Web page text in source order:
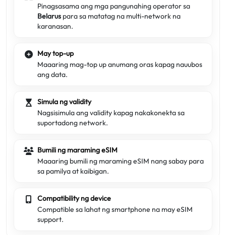
Pinagsasama ang mga pangunahing operator sa
Belarus para sa matatag na multi-network na
karanasan.
May top-up
Maaaring mag-top up anumang oras kapag nauubos
ang data.
Simula ng validity
Nagsisimula ang validity kapag nakakonekta sa
suportadong network.
Bumili ng maraming eSIM
Maaaring bumili ng maraming eSIM nang sabay para
sa pamilya at kaibigan.
Compatibility ng device
Compatible sa lahat ng smartphone na may eSIM
support.